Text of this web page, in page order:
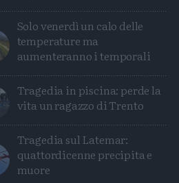
Condividi
Condividi
TwitterCondividi
Mail
Solo venerdì un calo delle
temperature ma
aumenteranno i temporali
Tragedia in piscina: perde la
vita un ragazzo di Trento
Tragedia sul Latemar:
quattordicenne precipita e
muore